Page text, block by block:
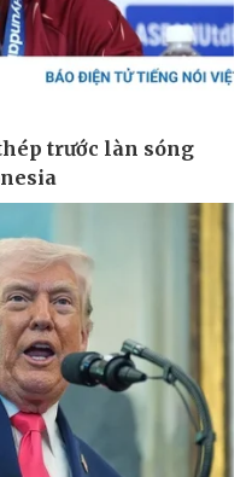
Ô tô - Xe máy
Ô tô
Xe máy